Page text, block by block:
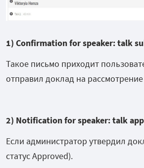
1) Confirmation for speaker: talk
Такое письмо приходит
отправил доклад на
2) Notification for speaker: talk
Если администратор утвердил
статус Approved).